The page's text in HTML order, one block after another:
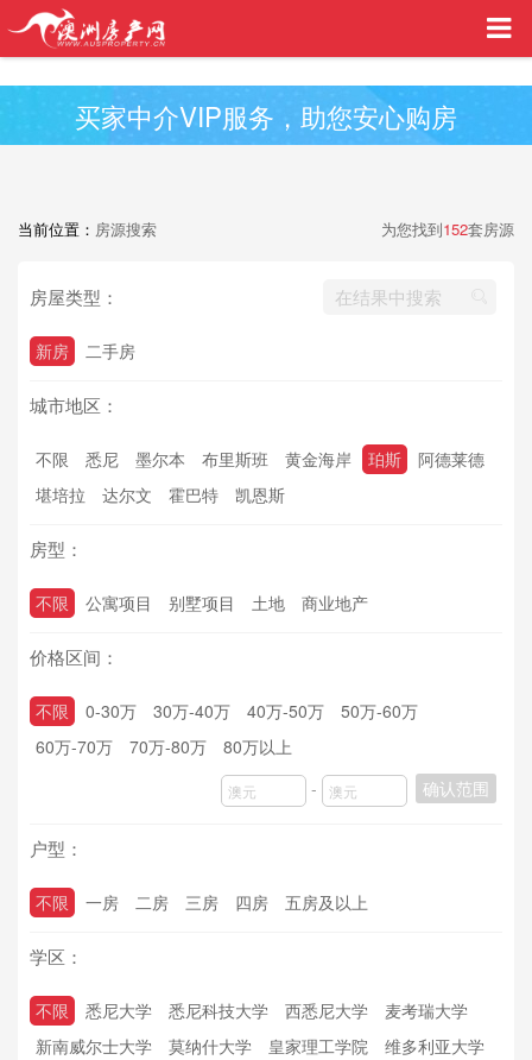
买家中介VIP服务，助您安心购房
当前位置： 房源搜索 为您找到152套房源
房屋类型：
新房 二手房
城市地区：
不限 悉尼 墨尔本 布里斯班 黄金海岸 珀斯
阿德莱德
堪培拉
达尔文 霍巴特 凯恩斯
房型：
不限 公寓项目 别墅项目 土地 商业地产
价格区间：
不限 0-30万 30万-40万 40万-50万
50万-60万
60万-70万
70万-80万
80万以上
-
确认范围
户型：
不限 一房 二房 三房 四房 五房及以上
学区：
不限 悉尼大学 悉尼科技大学 西悉尼大学
麦考瑞大学
新南威尔士大学
莫纳什大学 皇家理工学院
维多利亚大学